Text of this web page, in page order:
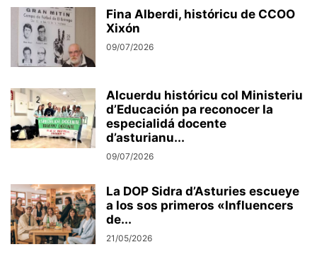
Fina Alberdi, históricu de CCOO
Xixón
09/07/2026
Alcuerdu históricu col Ministeriu
d’Educación pa reconocer la
especialidá docente
d’asturianu...
09/07/2026
La DOP Sidra d’Asturies escueye
a los sos primeros «Influencers
de...
21/05/2026